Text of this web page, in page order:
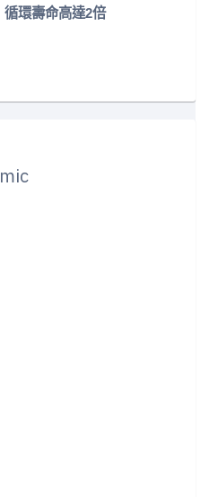
環壽命高達2倍